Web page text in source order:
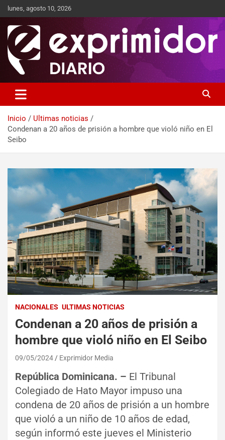
lunes, agosto 10, 2026
Exprimidor media
Inicio
Ultimas noticias
Condenan a 20 años de prisión a hombre que violó niño en El
Seibo
NACIONALES ULTIMAS NOTICIAS
Condenan a 20 años de prisión a
hombre que violó niño en El Seibo
09/05/2024 Exprimidor Media
República Dominicana. – El Tribunal
Colegiado de Hato Mayor impuso una
condena de 20 años de prisión a un hombre
que violó a un niño de 10 años de edad,
según informó este jueves el Ministerio